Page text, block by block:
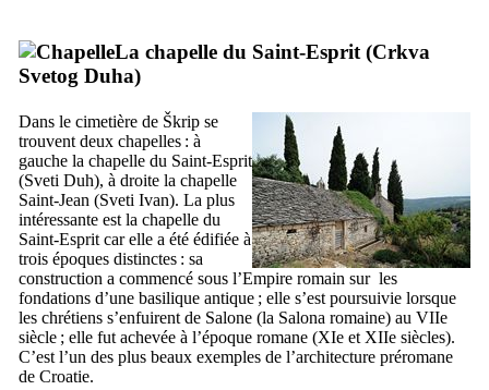
La chapelle du Saint-Esprit (Crkva
Svetog Duha)
Dans le cimetière de Škrip se
trouvent deux chapelles : à
gauche la chapelle du Saint-Esprit
(Sveti Duh), à droite la chapelle
Saint-Jean (Sveti Ivan). La plus
intéressante est la chapelle du
Saint-Esprit car elle a été édifiée à
trois époques distinctes : sa
construction a commencé sous l’Empire romain sur les
fondations d’une basilique antique ; elle s’est poursuivie lorsque
les chrétiens s’enfuirent de Salone (la Salona romaine) au VIIe
siècle ; elle fut achevée à l’époque romane (XIe et XIIe siècles).
C’est l’un des plus beaux exemples de l’architecture préromane
de Croatie.